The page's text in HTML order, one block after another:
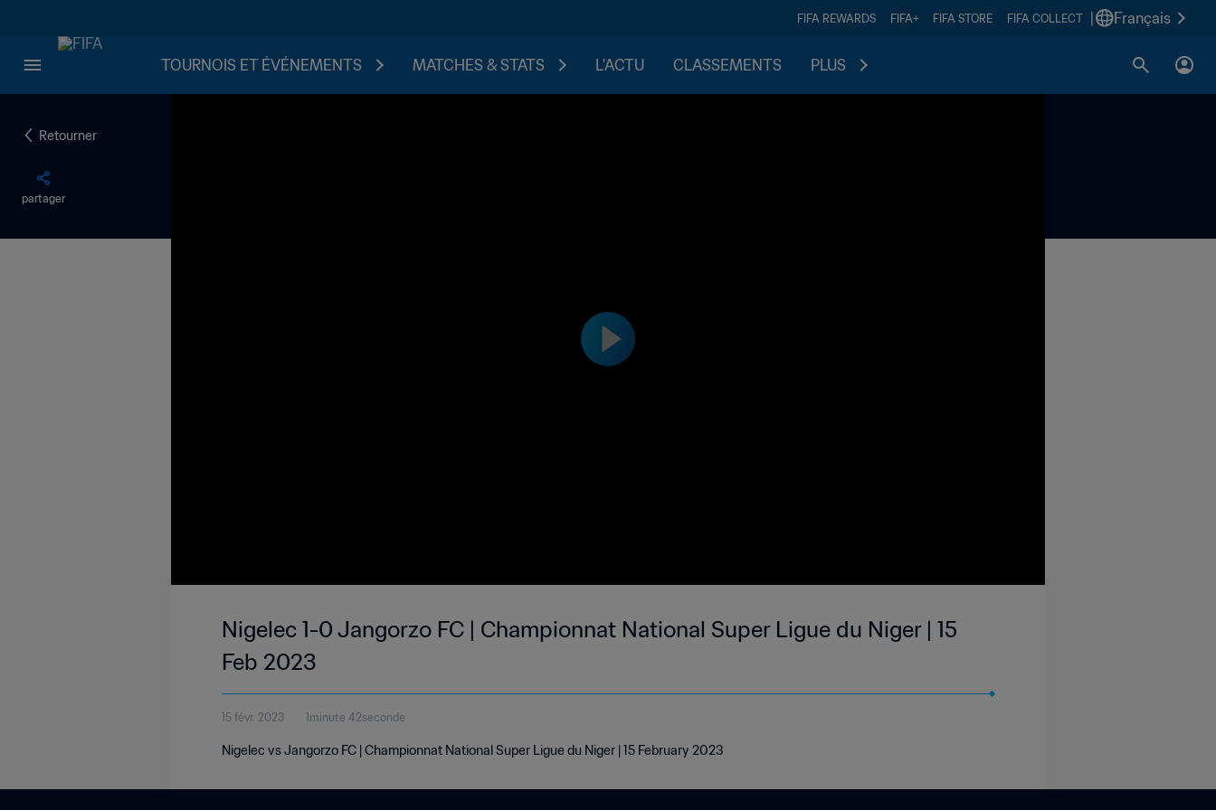
FIFA REWARDS FIFA+ FIFA STORE FIFA COLLECT Français
TOURNOIS ET ÉVÉNEMENTS MATCHES & STATS L'ACTU CLASSEMENTS PLUS
Retourner
partager
Nigelec 1-0 Jangorzo FC | Championnat National Super Ligue du Niger | 15
Feb 2023
15 févr. 2023 1minute 42seconde
Nigelec vs Jangorzo FC | Championnat National Super Ligue du Niger | 15 February 2023